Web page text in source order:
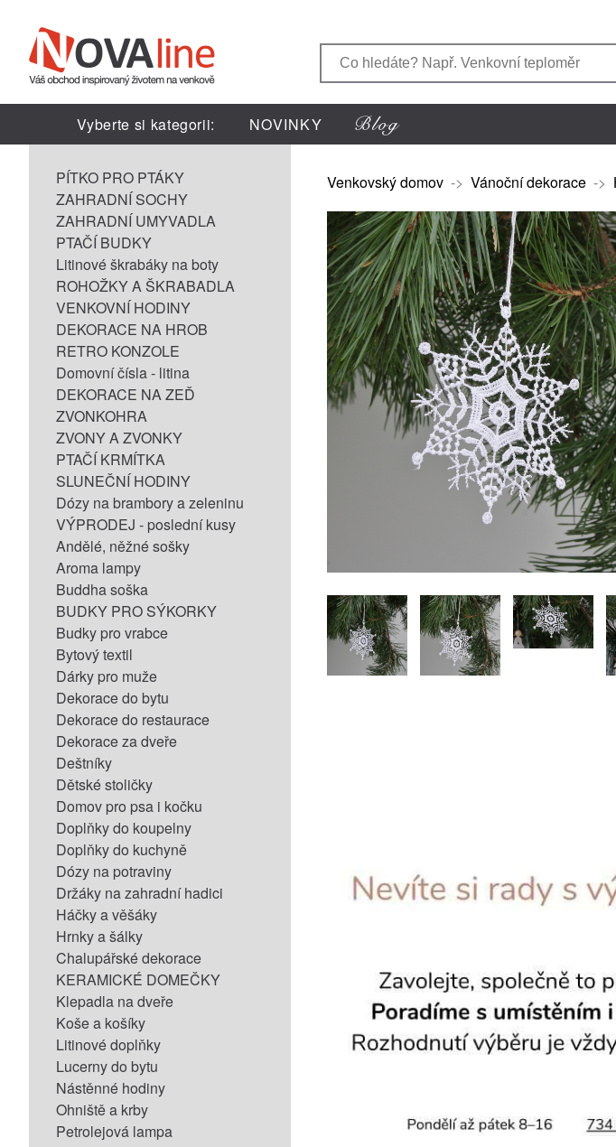
Vyberte si kategorii: NOVINKY
PÍTKO PRO PTÁKY
ZAHRADNÍ SOCHY
ZAHRADNÍ UMYVADLA
PTAČÍ BUDKY
Litinové škrabáky na boty
ROHOŽKY A ŠKRABADLA
VENKOVNÍ HODINY
DEKORACE NA HROB
RETRO KONZOLE
Domovní čísla - litina
DEKORACE NA ZEĎ
ZVONKOHRA
ZVONY A ZVONKY
PTAČÍ KRMÍTKA
SLUNEČNÍ HODINY
Dózy na brambory a zeleninu
VÝPRODEJ - poslední kusy
Andělé, něžné sošky
Aroma lampy
Buddha soška
BUDKY PRO SÝKORKY
Budky pro vrabce
Bytový textil
Dárky pro muže
Dekorace do bytu
Dekorace do restaurace
Dekorace za dveře
Deštníky
Dětské stoličky
Domov pro psa i kočku
Doplňky do koupelny
Doplňky do kuchyně
Dózy na potraviny
Držáky na zahradní hadici
Háčky a věšáky
Hrnky a šálky
Chalupářské dekorace
KERAMICKÉ DOMEČKY
Klepadla na dveře
Koše a košíky
Litinové doplňky
Lucerny do bytu
Nástěnné hodiny
Ohniště a krby
Petrolejová lampa
Venkovský domov -> Vánoční dekorace ->